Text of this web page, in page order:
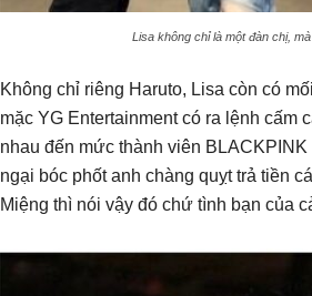
Lisa không chỉ là một đàn chị,
Không chỉ riêng Haruto, Lisa còn có
mặc YG Entertainment có ra lệnh
nhau đến mức thành viên
ngại bóc phốt anh chàng quỵt trả tiền
Miệng thì nói vậy đó chứ tình bạn của